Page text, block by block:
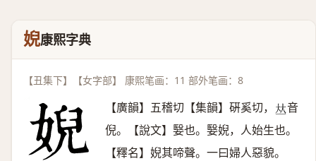
婗康熙字典
【丑集下】【女字部】 康熙笔画：11 部外笔画：8
【廣韻】五稽切【集韻】硏奚切， 𠀤音
倪。【說文】嫛也。嫛婗，人始生也。
【釋名】婗其啼聲。一曰婦人惡貌。